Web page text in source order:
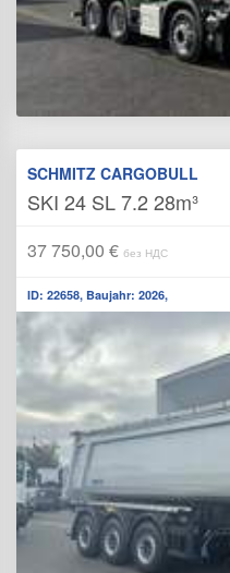
SCHMITZ CARGOBULL
SKI 24 SL 7.2 28m³
37 750,00 € без НДС
ID: 22658, Baujahr: 2026,